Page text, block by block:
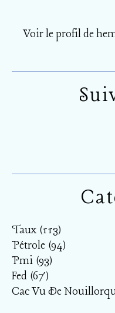
Taux (113)
Pétrole (94)
Pmi (93)
Fed (67)
Cac Vu De
Voir le profil de